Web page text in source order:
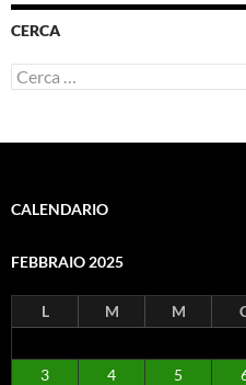
CERCA
Ricerca
per:
CALENDARIO
FEBBRAIO 2025
L M M
3
4 5